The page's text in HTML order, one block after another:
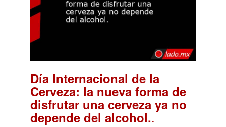
Día Internacional de la
Cerveza: la nueva forma de
disfrutar una cerveza ya no
depende del alcohol..